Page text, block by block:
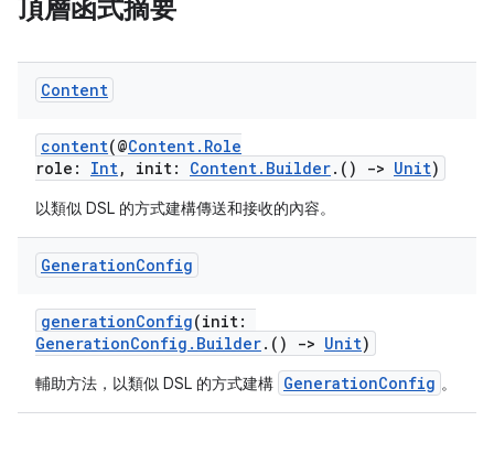
頂層函式摘要
Content
content(@Content.Role
role: Int, init: Content.Builder.() -> Unit)
以類似 DSL 的方式建構傳送和接收的內容。
GenerationConfig
generationConfig(init:
GenerationConfig.Builder.() -> Unit)
輔助方法，以類似 DSL 的方式建構 GenerationConfig 。